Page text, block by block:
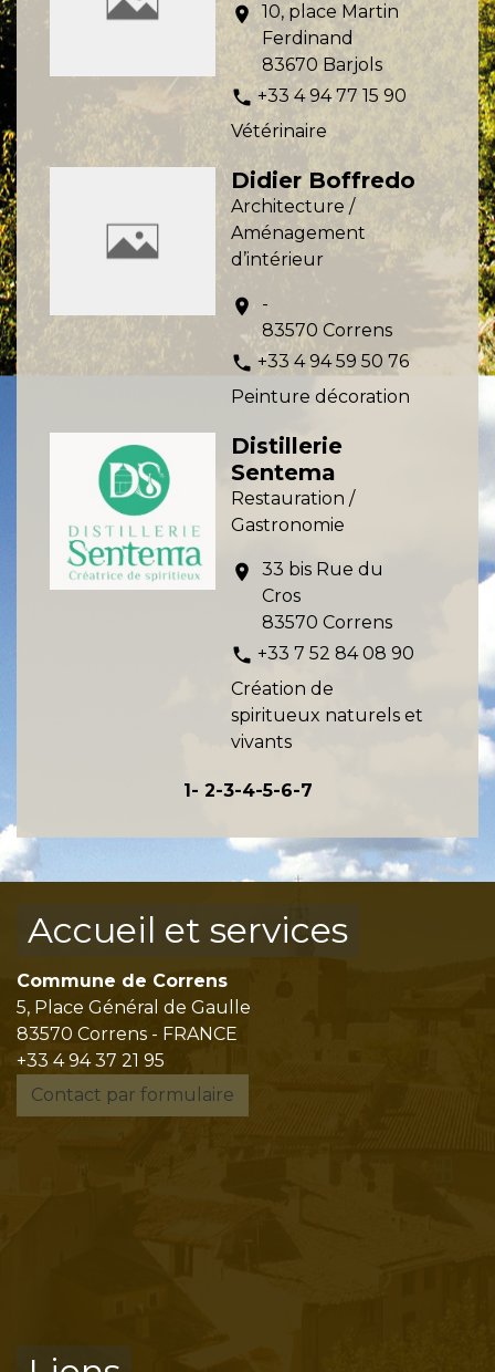
location_on
10, place Martin
Ferdinand
83670 Barjols
phone +33 4 94 77 15 90
Vétérinaire
Didier Boffredo
Architecture /
Aménagement
d’intérieur
location_on
-
83570 Correns
phone +33 4 94 59 50 76
Peinture décoration
Distillerie
Sentema
Restauration /
Gastronomie
location_on
33 bis Rue du
Cros
83570 Correns
phone +33 7 52 84 08 90
Création de
spiritueux naturels et
vivants
1- 2-3-4-5-6-7
Accueil et services
Commune de Correns
5, Place Général de Gaulle
83570 Correns - FRANCE
+33 4 94 37 21 95
Contact par formulaire